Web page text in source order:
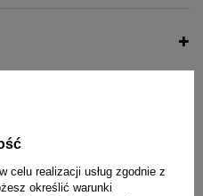
kg:
celu realizacji usług zgodnie z
określić warunki